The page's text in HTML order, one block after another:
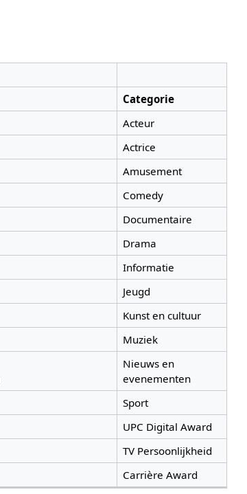
Categorie
Acteur
Actrice
Amusement
Comedy
Documentaire
Drama
Informatie
Jeugd
Kunst en cultuur
Muziek
Nieuws en
evenementen
Sport
UPC Digital Award
TV Persoonlijkheid
Carrière Award